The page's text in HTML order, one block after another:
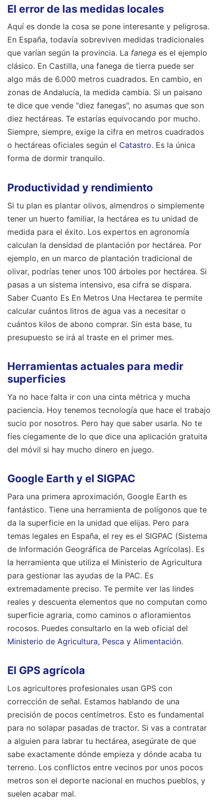
El error de las medidas locales
Aquí es donde la cosa se pone interesante y peligrosa.
En España, todavía sobreviven medidas tradicionales
que varían según la provincia. La fanega es el ejemplo
clásico. En Castilla, una fanega de tierra puede ser
algo más de 6.000 metros cuadrados. En cambio, en
zonas de Andalucía, la medida cambia. Si un paisano
te dice que vende "diez fanegas", no asumas que son
diez hectáreas. Te estarías equivocando por mucho.
Siempre, siempre, exige la cifra en metros cuadrados
o hectáreas oficiales según el Catastro. Es la única
forma de dormir tranquilo.
Productividad y rendimiento
Si tu plan es plantar olivos, almendros o simplemente
tener un huerto familiar, la hectárea es tu unidad de
medida para el éxito. Los expertos en agronomía
calculan la densidad de plantación por hectárea. Por
ejemplo, en un marco de plantación tradicional de
olivar, podrías tener unos 100 árboles por hectárea. Si
pasas a un sistema intensivo, esa cifra se dispara.
Saber Cuanto Es En Metros Una Hectarea te permite
calcular cuántos litros de agua vas a necesitar o
cuántos kilos de abono comprar. Sin esta base, tu
presupuesto se irá al traste en el primer mes.
Herramientas actuales para medir
superficies
Ya no hace falta ir con una cinta métrica y mucha
paciencia. Hoy tenemos tecnología que hace el trabajo
sucio por nosotros. Pero hay que saber usarla. No te
fíes ciegamente de lo que dice una aplicación gratuita
del móvil si hay mucho dinero en juego.
Google Earth y el SIGPAC
Para una primera aproximación, Google Earth es
fantástico. Tiene una herramienta de polígonos que te
da la superficie en la unidad que elijas. Pero para
temas legales en España, el rey es el SIGPAC (Sistema
de Información Geográfica de Parcelas Agrícolas). Es
la herramienta que utiliza el Ministerio de Agricultura
para gestionar las ayudas de la PAC. Es
extremadamente preciso. Te permite ver las lindes
reales y descuenta elementos que no computan como
superficie agraria, como caminos o afloramientos
rocosos. Puedes consultarlo en la web oficial del
Ministerio de Agricultura, Pesca y Alimentación.
El GPS agrícola
Los agricultores profesionales usan GPS con
corrección de señal. Estamos hablando de una
precisión de pocos centímetros. Esto es fundamental
para no solapar pasadas de tractor. Si vas a contratar
a alguien para labrar tu hectárea, asegúrate de que
sabe exactamente dónde empieza y dónde acaba tu
terreno. Los conflictos entre vecinos por unos pocos
metros son el deporte nacional en muchos pueblos, y
suelen acabar mal.